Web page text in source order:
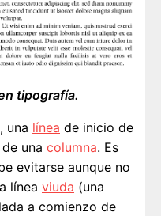
tipografía.
una línea de inicio de
una columna. Es
evitarse aunque no
línea viuda (una
a comienzo de